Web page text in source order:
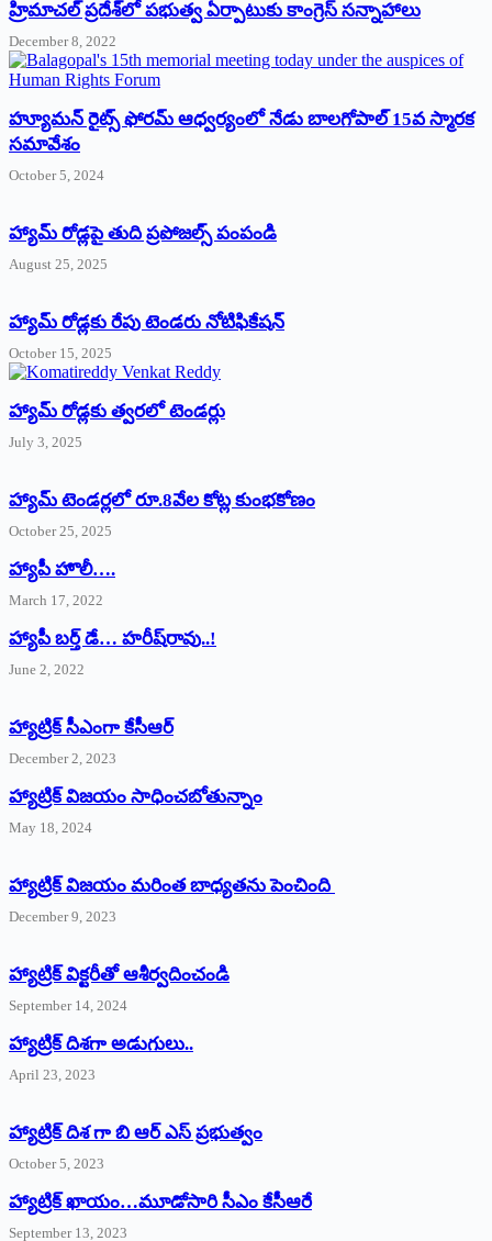
‌హ్రిమాచల్‌ ‌ప్రదేశ్‌లో పభుత్వ ఏర్పాటుకు కాంగ్రెస్‌ ‌సన్నాహాలు
December 8, 2022
హ్యూమన్‌ రైట్స్‌ ఫోరమ్‌ ఆధ్వర్యంలో నేడు బాలగోపాల్‌ 15వ స్మారక
సమావేశం
October 5, 2024
హ్యామ్‌ రోడ్లపై తుది ప్రపోజల్స్‌ పంపండి
August 25, 2025
హ్యామ్‌ రోడ్లకు రేపు టెండరు నోటిఫికేషన్‌
October 15, 2025
హ్యామ్‌ రోడ్లకు త్వరలో టెండర్లు
July 3, 2025
హ్యామ్‌ ‌టెండర్లలో రూ.8వేల కోట్ల కుంభకోణం
October 25, 2025
హ్యాపీ హొలీ….
March 17, 2022
హ్యాపీ బర్త్ ‌డే… హరీష్‌రావు..!
June 2, 2022
హ్యాట్రిక్‌ ‌సీఎంగా కేసీఆర్‌
December 2, 2023
హ్యాట్రిక్‌ విజయం సాధించబోతున్నాం
May 18, 2024
హ్యాట్రిక్ విజయం మరింత బాధ్యతను పెంచింది
December 9, 2023
హ్యాట్రిక్‌ ‌విక్టరీతో ఆశీర్వదించండి
September 14, 2024
‌హ్యాట్రిక్‌ ‌దిశగా అడుగులు..
April 23, 2023
హ్యాట్రిక్ దిశ గా బి ఆర్ ఎస్ ప్రభుత్వం
October 5, 2023
హ్యాట్రిక్‌ ‌ఖాయం…మూడోసారి సీఎం కేసీఆరే
September 13, 2023